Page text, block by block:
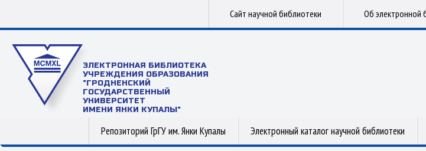
Сайт научной библиотеки Об электронной
ЭЛЕКТРОННАЯ БИБЛИОТЕКА
УЧРЕЖДЕНИЯ ОБРАЗОВАНИЯ
"ГРОДНЕНСКИЙ
ГОСУДАРСТВЕННЫЙ
УНИВЕРСИТЕТ
ИМЕНИ ЯНКИ КУПАЛЫ"
Репозиторий ГрГУ им. Янки Купалы Электронный каталог научной библиотеки